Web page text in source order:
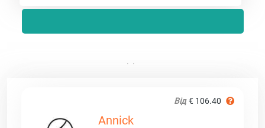
Від € 106.40
Annick